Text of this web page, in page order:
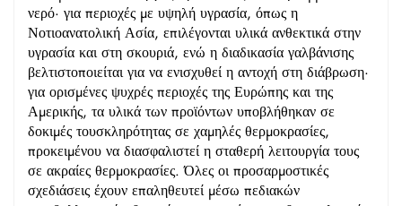
νερό· για περιοχές με υψηλή υγρασία, όπως η
Νοτιοανατολική Ασία, επιλέγονται υλικά ανθεκτικά στην
υγρασία και στη σκουριά, ενώ η διαδικασία γαλβάνισης
βελτιστοποιείται για να ενισχυθεί η αντοχή στη διάβρωση·
για ορισμένες ψυχρές περιοχές της Ευρώπης και της
Αμερικής, τα υλικά των προϊόντων υποβλήθηκαν σε
δοκιμές τουσκληρότητας σε χαμηλές θερμοκρασίες,
προκειμένου να διασφαλιστεί η σταθερή λειτουργία τους
σε ακραίες θερμοκρασίες. Όλες οι προσαρμοστικές
σχεδιάσεις έχουν επαληθευτεί μέσω πεδιακών